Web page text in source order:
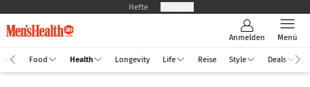
Hefte
Anmelden Menü
Food Health Longevity Life Reise Style Deals